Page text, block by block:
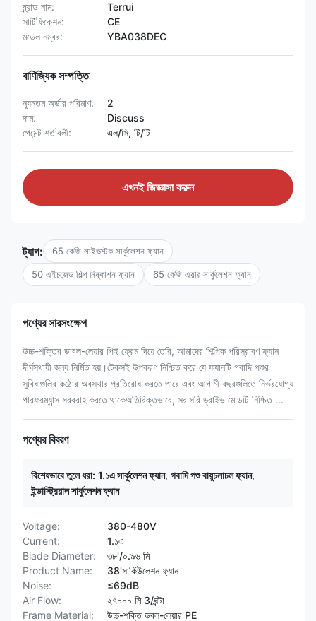
ব্র্যান্ড নাম:
Terrui
সার্টিফিকেশন:
CE
মডেল নম্বর:
YBA038DEC
বাণিজ্যিক সম্পত্তি
ন্যূনতম অর্ডার পরিমাণ:
2
দাম:
Discuss
পেমেন্ট শর্তাবলী:
এল/সি, টি/টি
এখনই জিজ্ঞাসা করুন
ট্যাগ: 65 কেজি লাইভস্টক সার্কুলেশন ফ্যান
50 এইচজেড শিল্প নিষ্কাশন ফ্যান 65 কেজি এয়ার সার্কুলেশন ফ্যান
পণ্যের সারসংক্ষেপ
উচ্চ-শক্তির ডাবল-লেয়ার পিই ফ্রেম দিয়ে তৈরি, আমাদের শিল্পিক পরিস্রাবণ ফ্যান
দীর্ঘস্থায়ী জন্য নির্মিত হয়।টেকসই উপকরণ নিশ্চিত করে যে ফ্যানটি গবাদি পশুর
সুবিধাগুলির কঠোর অবস্থার প্রতিরোধ করতে পারে এবং আগামী বছরগুলিতে নির্ভরযোগ্য
পারফরম্যান্স সরবরাহ করতে থাকেঅতিরিক্তভাবে, সরাসরি ড্রাইভ মোডটি নিশ্চিত ...
পণ্যের বিবরণ
বিশেষভাবে তুলে ধরা: 1.১এ সার্কুলেশন ফ্যান, গবাদি পশু বায়ুচলাচল ফ্যান,
ইন্ডাস্ট্রিয়াল সার্কুলেশন ফ্যান
Voltage:
380-480V
Current:
1.১এ
Blade Diameter:
৩৮'/০.৯৬ মি
Product Name:
38'সার্কিউলেশন ফ্যান
Noise:
≤69dB
Air Flow:
২৭০০০ মি 3/ঘন্টা
Frame Material:
উচ্চ-শক্তি ডবল-লেয়ার PE